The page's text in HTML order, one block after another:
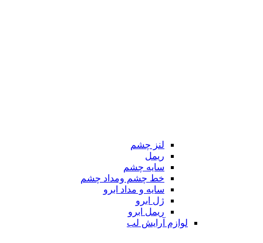
لنز چشم
ریمل
سایه چشم
خط چشم ومداد چشم
سایه و مداد ابرو
ژل ابرو
ریمل ابرو
لوازم آرایش لب